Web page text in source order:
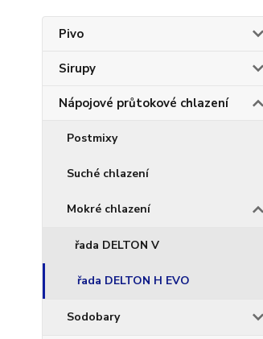
Pivo
Sirupy
Nápojové průtokové chlazení
Postmixy
Suché chlazení
Mokré chlazení
řada DELTON V
řada DELTON H EVO
Sodobary